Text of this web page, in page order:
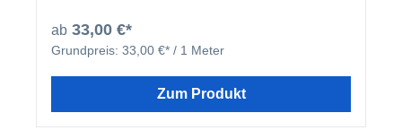
homogenes Gesamtbild.
ab 33,00 €*
Grundpreis: 33,00 €* / 1 Meter
Zum Produkt